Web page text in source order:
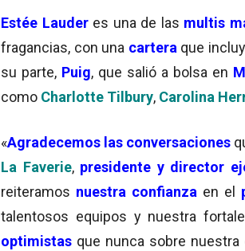
Estée Lauderes una de las multis
fragancias, con una cartera que
su parte, Puig, que salió a bolsa en
como Charlotte Tilbury, Carolina
«Agradecemos las conversaciones
La Faverie,presidente y director
reiteramos nuestra confianza en el
talentosos equipos y nuestra
optimistas que nunca sobre nuestra